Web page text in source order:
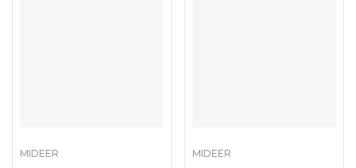
MIDEER MIDEER